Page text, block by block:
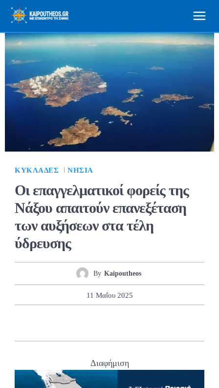
ΚΥΚΛΆΔΕΣ ΝΗΣΙΆ
Οι επαγγελματικοί φορείς της
Νάξου απαιτούν επανεξέταση
των αυξήσεων στα τέλη
ύδρευσης
By Kaipoutheos
11 Μαΐου 2025
Διαφήμιση